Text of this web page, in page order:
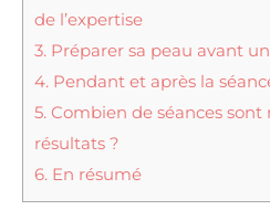
de l’expertise
3. Préparer sa peau avant
4. Pendant et après la
5. Combien de séances sont
résultats ?
6. En résumé